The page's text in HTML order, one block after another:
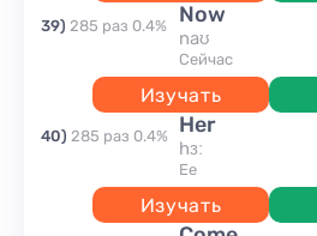
39) 285 раз 0.4% now
naʊ
сейчас
Изучать
40) 285 раз 0.4% her
hɜː
ее
Изучать